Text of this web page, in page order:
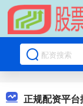
正规配资平台